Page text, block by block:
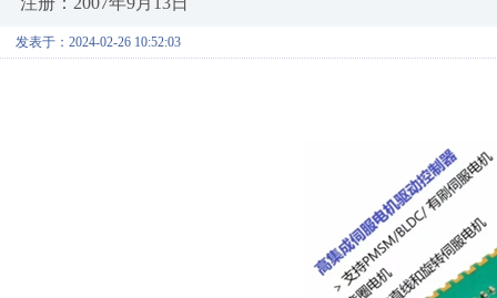
发表于：2024-02-26 10:52:03